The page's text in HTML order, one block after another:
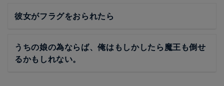
彼女がフラグをおられたら
うちの娘の為ならば、俺はもしかしたら魔王も倒せ
るかもしれない。